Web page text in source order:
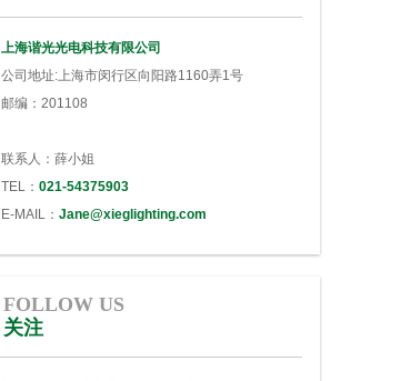
上海谐光光电科技有限公司
公司地址:上海市闵行区向阳路1160弄1号
邮编：201108
联系人：薛小姐
TEL：021-54375903
E-MAIL：Jane@xieglighting.com
FOLLOW US
关注